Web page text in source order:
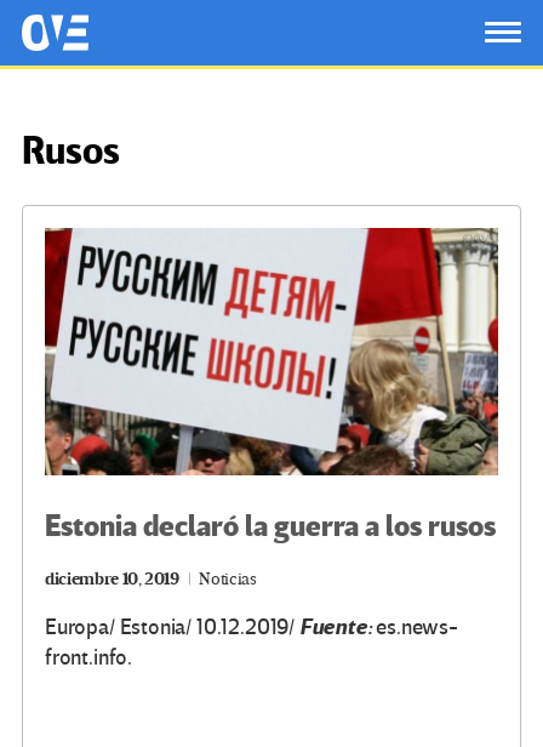
Saltar al contenido principal
OtrasVocesenEducacion.org
Rusos
Estonia declaró la guerra a los rusos
diciembre 10, 2019 Noticias
Europa/ Estonia/ 10.12.2019/ Fuente:es.news-
front.info.